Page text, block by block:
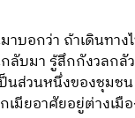
บอกว่า ถ้าเดินทาง
ลับมา รู้สึกกังวลกลั
นส่วนหนึ่งของชุมช
มียอาศัยอยู่ต่างเมื